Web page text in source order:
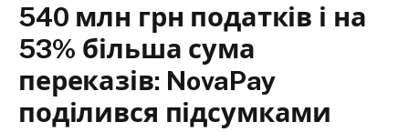
540 млн грн податків і на
53% більша сума
переказів: NovaPay
поділився підсумками